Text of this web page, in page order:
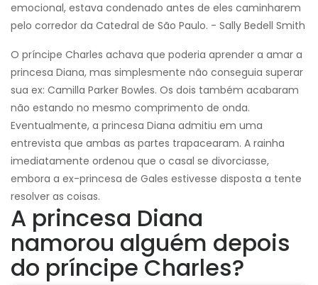
emocional, estava condenado antes de eles caminharem
pelo corredor da Catedral de São Paulo. - Sally Bedell Smith
O príncipe Charles achava que poderia aprender a amar a
princesa Diana, mas simplesmente não conseguia superar
sua ex: Camilla Parker Bowles. Os dois também acabaram
não estando no mesmo comprimento de onda.
Eventualmente, a princesa Diana admitiu em uma
entrevista que ambas as partes trapacearam. A rainha
imediatamente ordenou que o casal se divorciasse,
embora a ex-princesa de Gales estivesse disposta a tente
resolver as coisas.
A princesa Diana
namorou alguém depois
do príncipe Charles?